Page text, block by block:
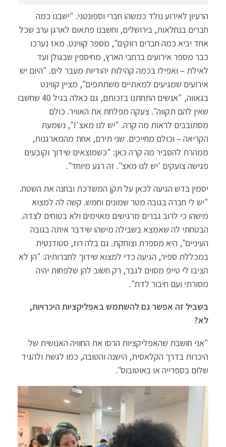
הרעיון לאירוע נולד כמשהו חברי וספונטני. "ישבנו כמה
חברים בנחלאות, בירושלים, וחשבנו פתאום לארגן ערב שכל
אחד יביא כמה חברים רווקים", מספר קווינט. מאז נערכו
כבר מספר אירועים ברחבי הארץ, מחיספין שבגולן ועד
לאילת – ואפילו בכמה קהילות יהודיות מעבר לים. "היום יש
אירועים שמגיעים למאתיים משתתפים", מציין קווינט
בגאווה, "אנשים התחתנו בזכותם, גם כאלה בגיל 40 שחשבו
שאין להם תקווה". צעקה מפלחת את האוויר. כולם
מסתובבים לראות מה קרה. "יש לנו מאצ'!", נשמעת
הקריאה – וכולם מחייכים. שני תירם, אחת מהמארגנות,
ממהרת להסביר מה קרה כאן: "כשמוצאים שידוך וקובעים
פגישה צועקים 'יש לנו מאצ". זה רגע מיוחד".
יסמין בדש הגיעה לכאן על תקן המשדכת ובחנה את השטח.
"יש לי חברה בגובה מטר שמונים וחמש. קשה לה למצוא
מישהו כי לרוב גברים מרגישים מאוימים ולא בטוחים לצדה.
הבטחתי לה שאמצא בשבילה מישהו שידבר איתה בגובה
העיניים", היא מספרת וצוחקת. גם בלה רוז, סטודנטית
במכללת ספיר, הגיעה כדי למצוא שידוך לחברותיה: "הן לא
הציבו לי טייפ מסוים לגבר, רק חשוב להן שלפחות יהיה
מסורתי ועם חיבור לדת".
בשביל זה אפשר גם להשתמש באפליקציות היכרויות,
לא?
"אני חושבת שהאפליקציות הרסו את החוויה האנושית של
היכרות בדרך הקלאסית, הישנה והטובה, כמו לגשת ולהגיד
שלום בספרייה או באוטובוס".